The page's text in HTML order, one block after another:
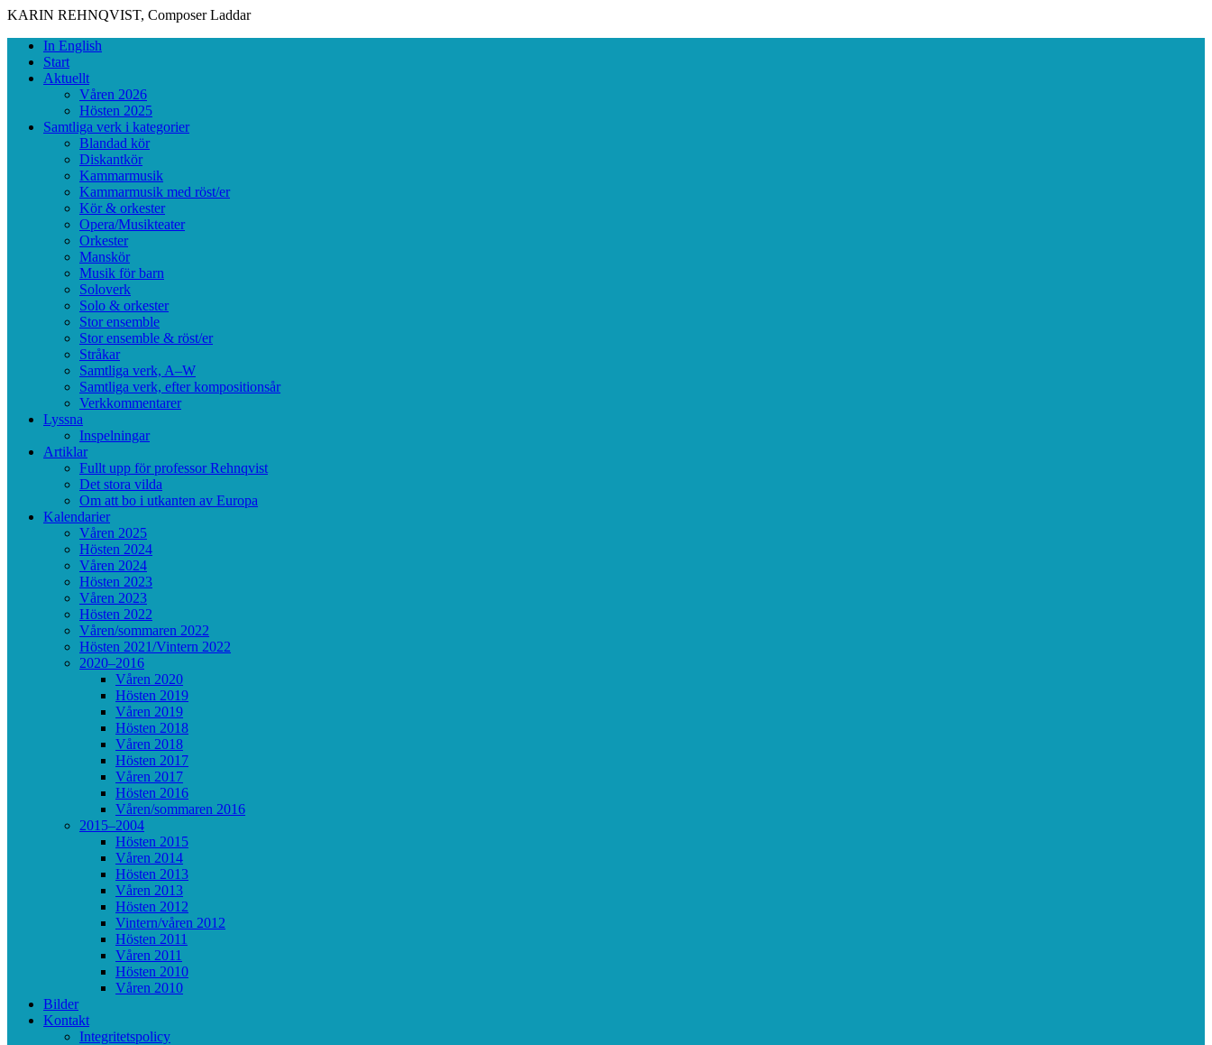
KARIN REHNQVIST, Composer Laddar
Skip
content
Primary
Menu
In English
Start
Aktuellt
Våren 2026
Hösten 2025
Samtliga verk i kategorier
Blandad kör
Diskantkör
Kammarmusik
Kammarmusik med röst/er
Kör & orkester
Opera/Musikteater
Orkester
Manskör
Musik för barn
Soloverk
Solo & orkester
Stor ensemble
Stor ensemble & röst/er
Stråkar
Samtliga verk, A–W
Samtliga verk, efter kompositionsår
Verkkommentarer
Lyssna
Inspelningar
Artiklar
Fullt upp för professor Rehnqvist
Det stora vilda
Om att bo i utkanten av Europa
Kalendarier
Våren 2025
Hösten 2024
Våren 2024
Hösten 2023
Våren 2023
Hösten 2022
Våren/sommaren 2022
Hösten 2021/Vintern 2022
2020–2016
Våren 2020
Hösten 2019
Våren 2019
Hösten 2018
Våren 2018
Hösten 2017
Våren 2017
Hösten 2016
Våren/sommaren 2016
2015–2004
Hösten 2015
Våren 2014
Hösten 2013
Våren 2013
Hösten 2012
Vintern/våren 2012
Hösten 2011
Våren 2011
Hösten 2010
Våren 2010
Bilder
Kontakt
Integritetspolicy